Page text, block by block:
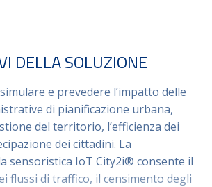
la piattaforma web di
ottenute attraverso
con riguardo al tema della
degli strumenti consente un
processi, costituisce la base per
simulazione e verifica
e locali, anche in
la Regione E-R , tese a
carbonica entro il 2030.
DELLA SOLUZIONE
e prevedere l’impatto delle
di pianificazione urbana,
del territorio, l’efficienza dei
dei cittadini. La
sensoristica IoT City2i® consente il
flussi di traffico, il censimento degli